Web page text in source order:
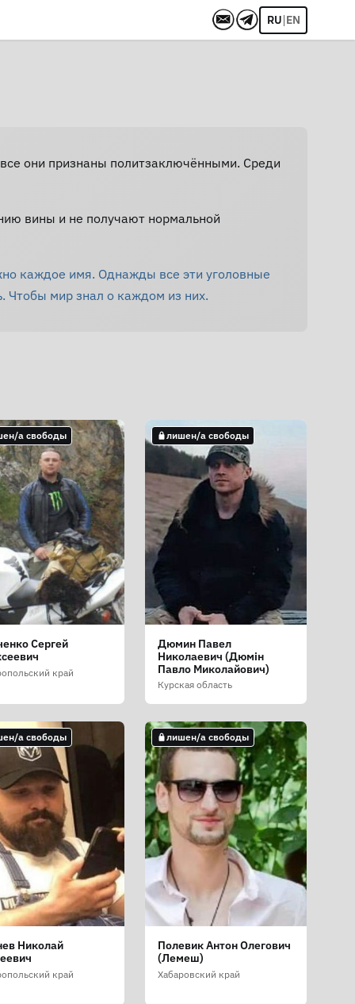
RU|EN
они признаны политзаключёнными. Среди
вины и не получают нормальной
каждое имя. Однажды все эти уголовные
Чтобы мир знал о каждом из них.
а свободы
Сергей
край
лишен/а свободы
Дюмин Павел
Николаевич (Дюмін
Павло Миколайович)
Курская область
а свободы
Николай
край
лишен/а свободы
Полевик Антон Олегович
(Лемеш)
Хабаровский край